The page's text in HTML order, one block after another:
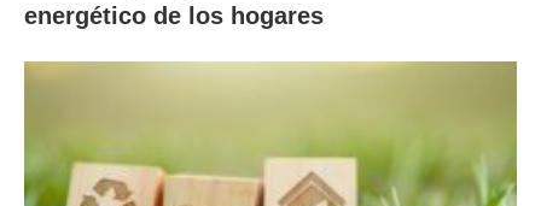
energético de los hogares